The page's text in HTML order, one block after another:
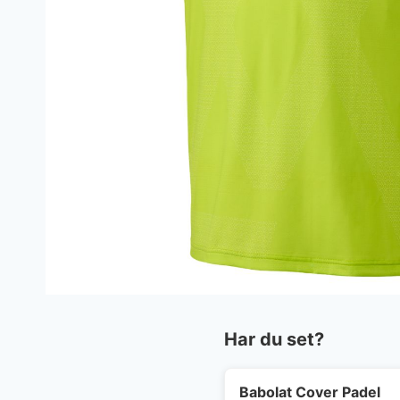
Har du set?
Babolat Cover Padel